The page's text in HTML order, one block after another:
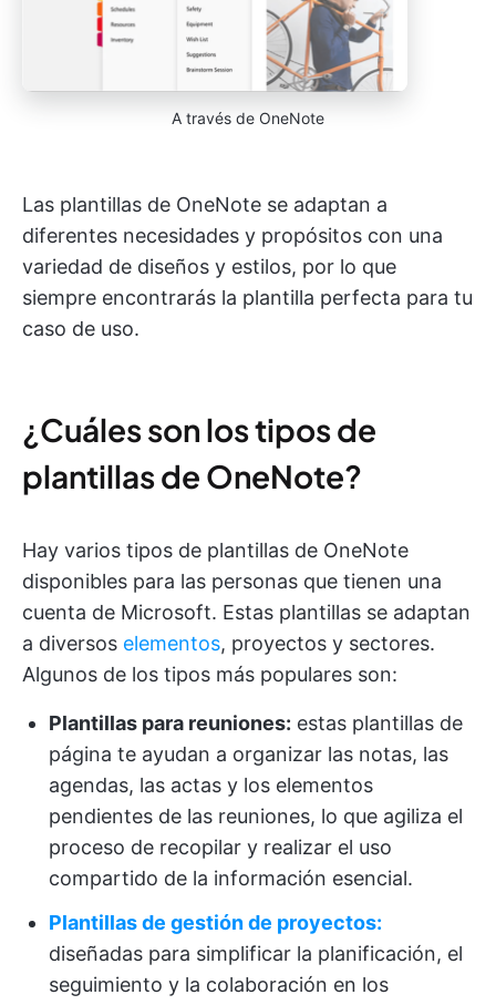
A través de OneNote
Las plantillas de OneNote se adaptan a
diferentes necesidades y propósitos con una
variedad de diseños y estilos, por lo que
siempre encontrarás la plantilla perfecta para tu
caso de uso.
¿Cuáles son los tipos de
plantillas de OneNote?
Hay varios tipos de plantillas de OneNote
disponibles para las personas que tienen una
cuenta de Microsoft. Estas plantillas se adaptan
a diversos elementos, proyectos y sectores.
Algunos de los tipos más populares son:
Plantillas para reuniones: estas plantillas de
página te ayudan a organizar las notas, las
agendas, las actas y los elementos
pendientes de las reuniones, lo que agiliza el
proceso de recopilar y realizar el uso
compartido de la información esencial.
Plantillas de gestión de proyectos:
diseñadas para simplificar la planificación, el
seguimiento y la colaboración en los